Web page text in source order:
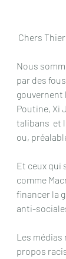
Chers
Nous
par des
gouvernent
Poutine, Xi
talibans  et
ou,
Et ceux qui
comme
financer la
anti-
Les médias
propos